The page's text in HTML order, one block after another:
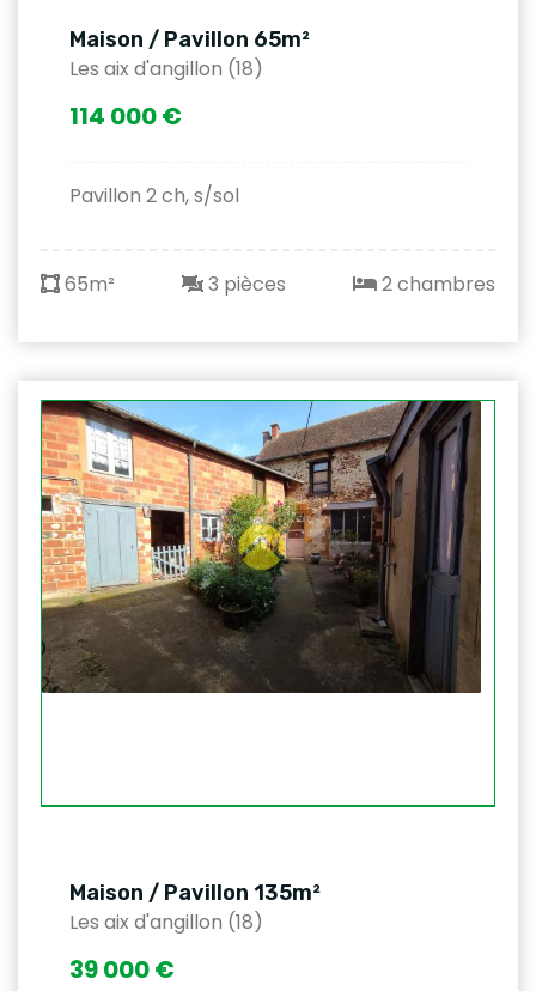
Maison / Pavillon 65m²
Les aix d'angillon (18)
114 000 €
Pavillon 2 ch, s/sol
65m² 3 pièces 2 chambres
Maison / Pavillon 135m²
Les aix d'angillon (18)
39 000 €